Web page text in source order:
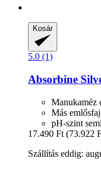
Kosár
5.0 (1)
Absorbine
Más
pH-szint
17.490 Ft (73.922
Szállítás eddig: